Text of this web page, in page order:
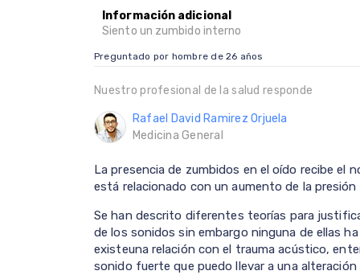
Información adicional
Siento un zumbido interno
Preguntado por hombre de 26 años
Nuestro profesional de la salud responde
Rafael David Ramirez Orjuela
Medicina General
La presencia de zumbidos en el oído recibe el
está relacionado con un aumento de la
Se han descrito diferentes teorías para
de los sonidos sin embargo ninguna de ellas
existeuna relación con el trauma acústico,
sonido fuerte que puedo llevar a una